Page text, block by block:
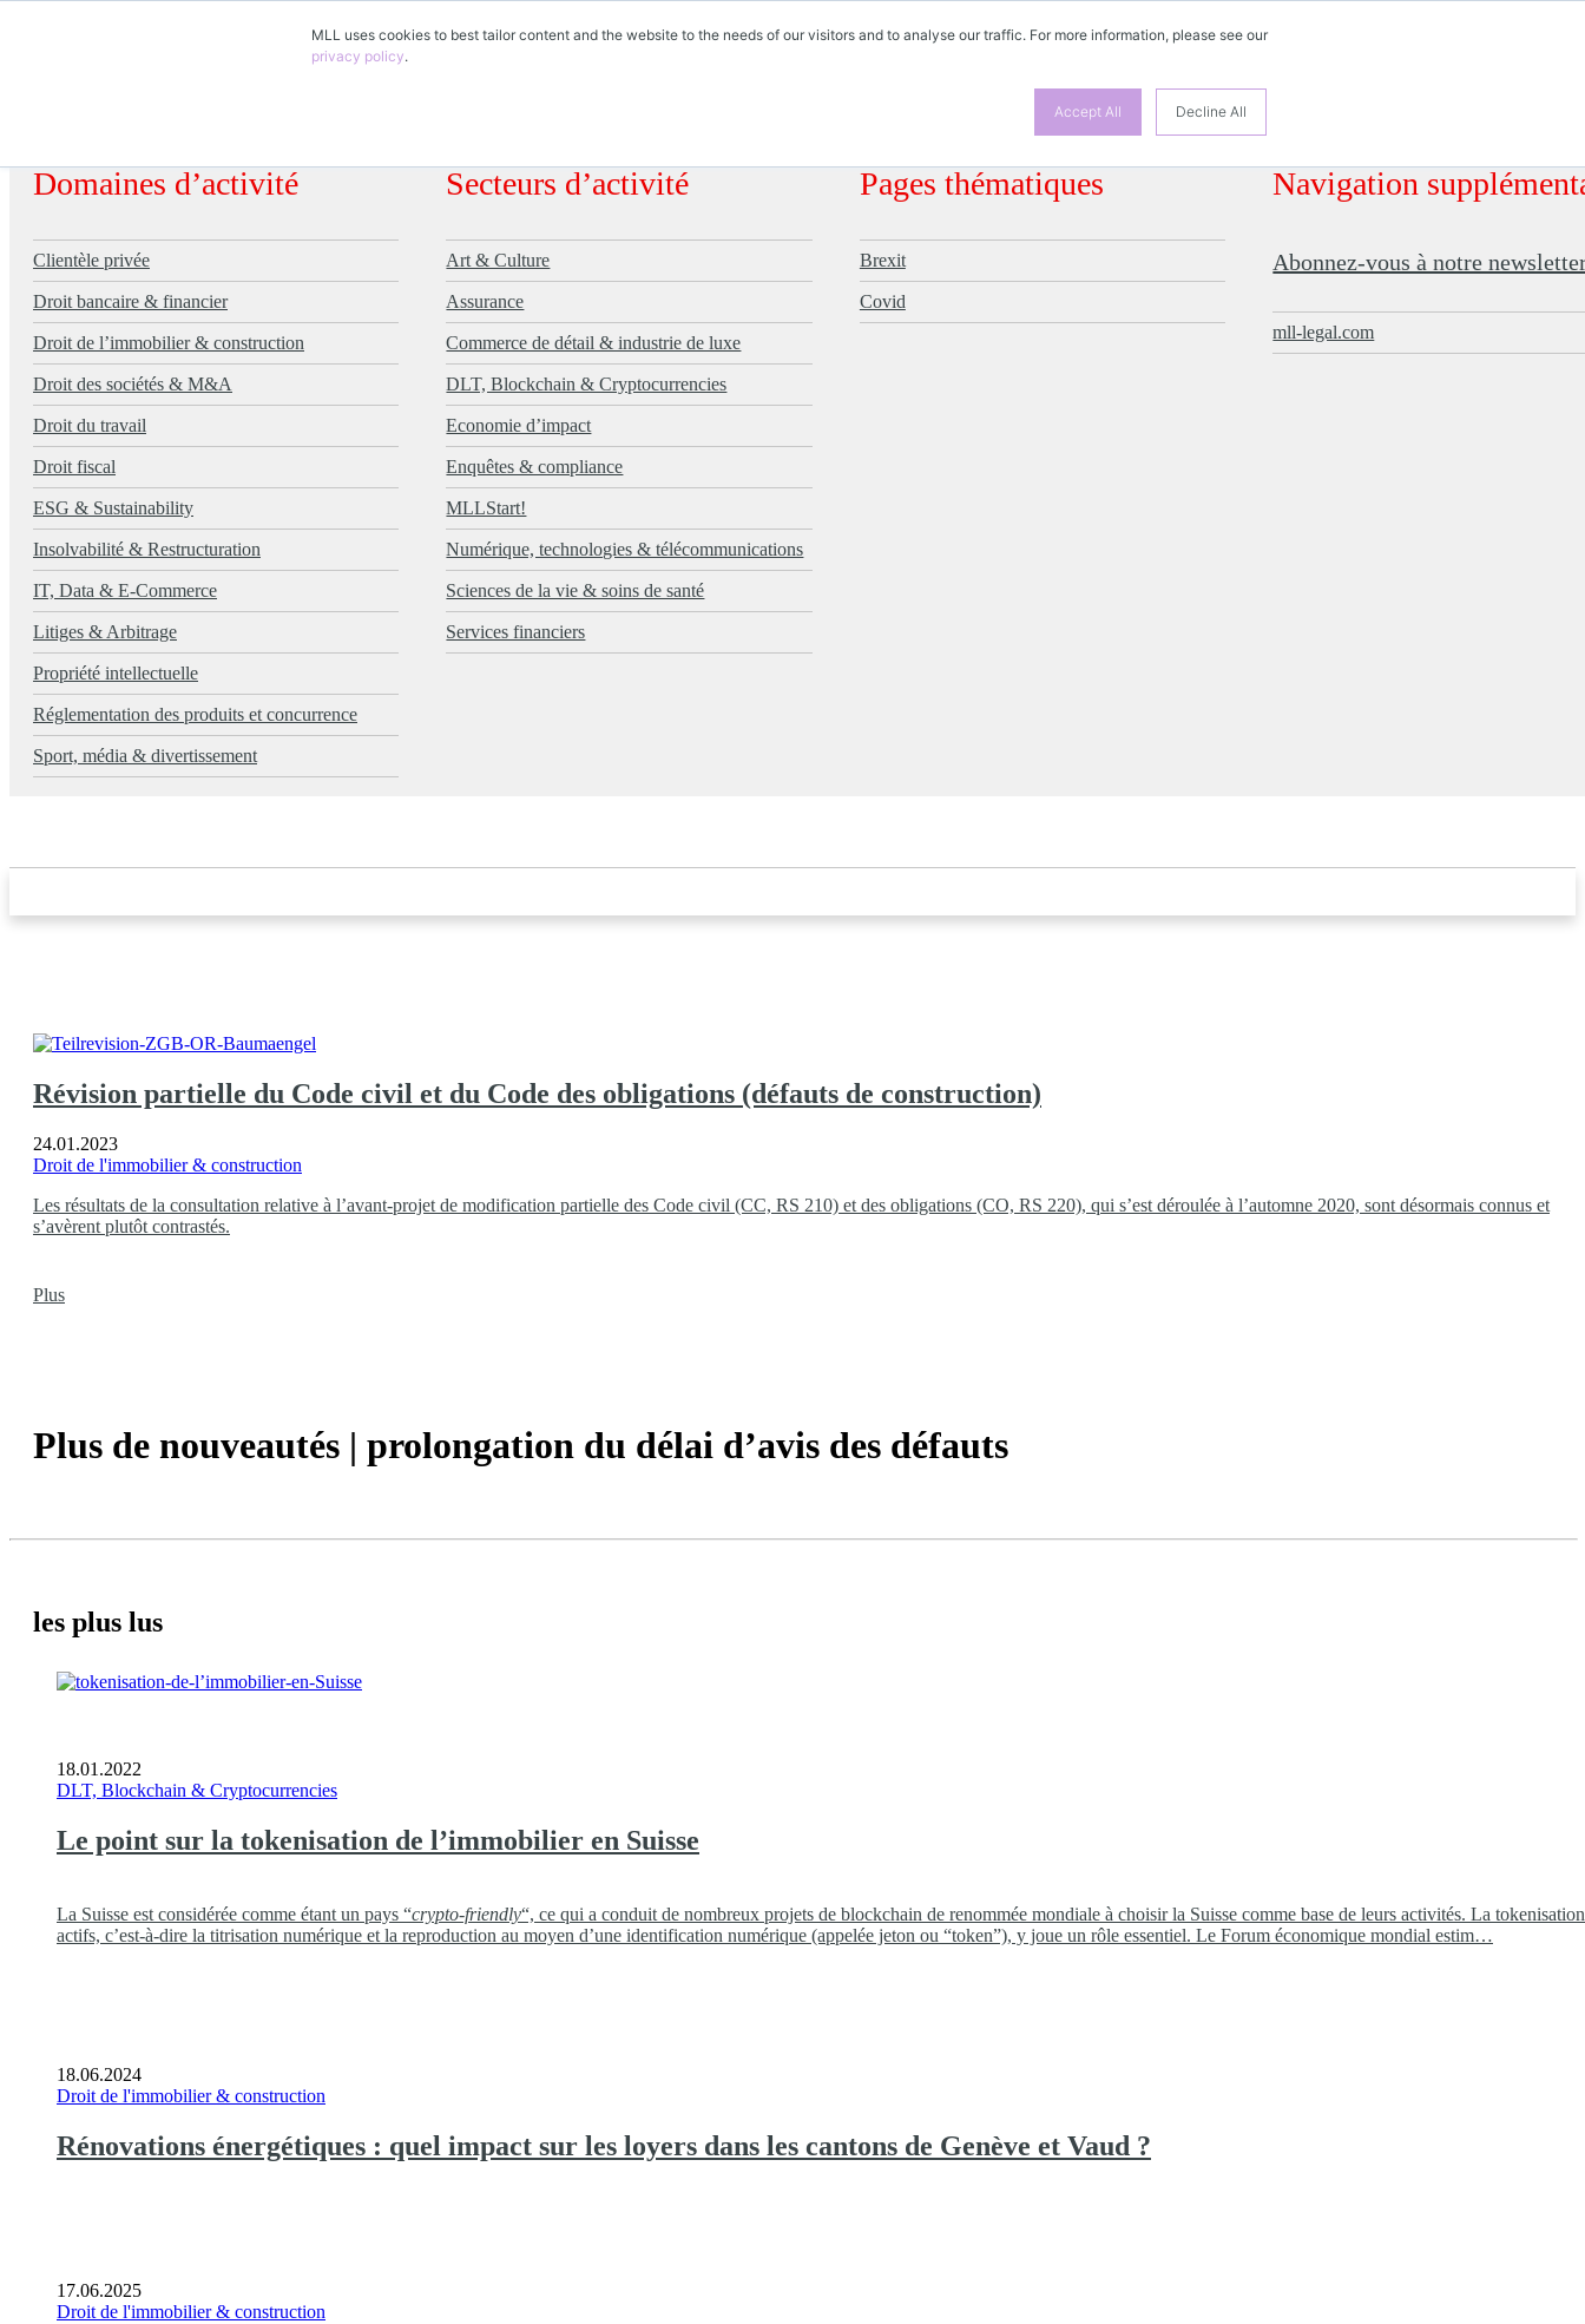
MLL uses cookies to best tailor content and the website to the needs of our visitors and to analyse our traffic. For more information, please see our
privacy policy.
Accept All Decline All
FR
DE
Domaines d’activité
Clientèle privée
Droit bancaire & financier
Droit de l’immobilier & construction
Droit des sociétés & M&A
Droit du travail
Droit fiscal
ESG & Sustainability
Insolvabilité & Restructuration
IT, Data & E-Commerce
Litiges & Arbitrage
Propriété intellectuelle
Réglementation des produits et concurrence
Sport, média & divertissement
Secteurs d’activité
Art & Culture
Assurance
Commerce de détail & industrie de luxe
DLT, Blockchain & Cryptocurrencies
Economie d’impact
Enquêtes & compliance
MLLStart!
Numérique, technologies & télécommunications
Sciences de la vie & soins de santé
Services financiers
Pages thématiques
Brexit
Covid
Navigation
Abonnez-vous à notre
mll-legal.com
Révision partielle du Code civil et du Code des obligations (défauts de construction)
24.01.2023
Droit de l'immobilier & construction
Les résultats de la consultation relative à l’avant-projet de modification partielle des Code civil (CC, RS 210) et des obligations (CO, RS 220), qui s’est déroulée à l’automne 2020, sont désormais connus et
s’avèrent plutôt contrastés.
Plus
Plus de nouveautés | prolongation du délai d’avis des défauts
les plus lus
18.01.2022
DLT, Blockchain & Cryptocurrencies
Le point sur la tokenisation de l’immobilier en Suisse
La Suisse est considérée comme étant un pays “crypto-friendly“, ce qui a conduit de nombreux projets de blockchain de renommée mondiale à choisir la Suisse comme base de leurs activités. La
actifs, c’est-à-dire la titrisation numérique et la reproduction au moyen d’une identification numérique (appelée jeton ou “token”), y joue un rôle essentiel. Le Forum économique mondial estim…
18.06.2024
Droit de l'immobilier & construction
Rénovations énergétiques : quel impact sur les loyers dans les cantons de Genève et Vaud ?
17.06.2025
Droit de l'immobilier & construction